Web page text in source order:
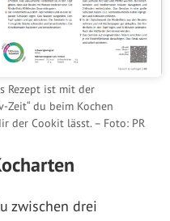
Rezept ist mit der
Zeit“ du beim Kochen
der Cookit lässt. – Foto: PR
zwischen drei